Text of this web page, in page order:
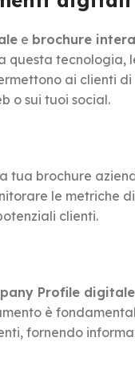
e brochure
questa tecnologia,
ai clienti
o sui tuoi social.
tua brochure
le metriche
clienti.
Profile digitale
è
fornendo